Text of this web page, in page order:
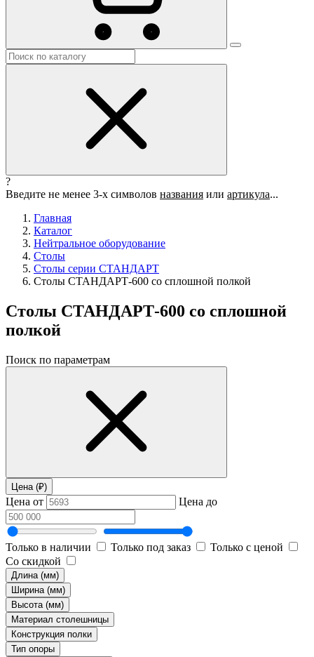
?
Введите не менее 3-х символов названия или артикула...
Главная
Каталог
Нейтральное оборудование
Столы
Столы серии СТАНДАРТ
Столы СТАНДАРТ-600 со сплошной полкой
Столы СТАНДАРТ-600 со сплошной
полкой
Поиск по параметрам
Цена (₽)
Цена от Цена до
Только в наличии Только под заказ
Только с ценой
Со скидкой
Длина (мм)
Ширина (мм)
Высота (мм)
Материал столешницы
Конструкция полки
Тип опоры